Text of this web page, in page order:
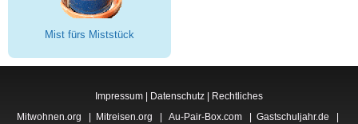
Mist fürs Miststück
Impressum | Datenschutz | Rechtliches
Mitwohnen.org
Mitreisen.org Au-Pair-Box.com Gastschuljahr.de